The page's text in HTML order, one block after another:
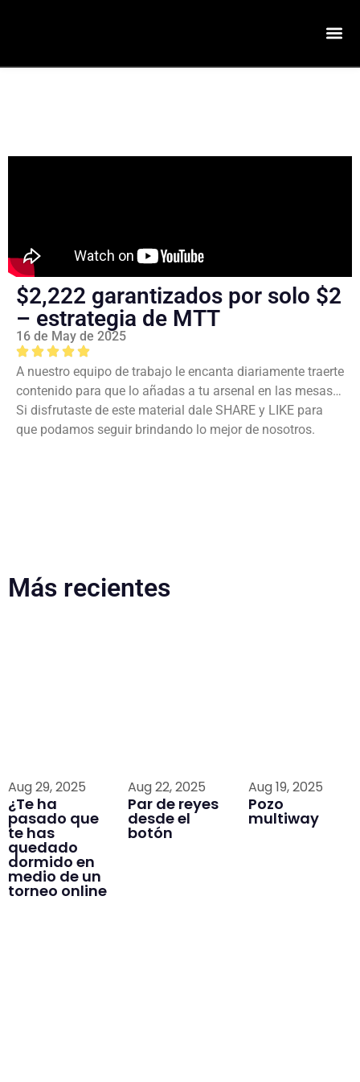
$2,222 garantizados por solo $2
– estrategia de MTT
16 de May de 2025
A nuestro equipo de trabajo le encanta diariamente traerte
contenido para que lo añadas a tu arsenal en las mesas…
Si disfrutaste de este material dale SHARE y LIKE para
que podamos seguir brindando lo mejor de nosotros.
Más recientes
Aug 29, 2025
¿Te ha
pasado que
te has
quedado
dormido en
medio de un
torneo online
Aug 22, 2025
Par de reyes
desde el
botón
Aug 19, 2025
Pozo
multiway